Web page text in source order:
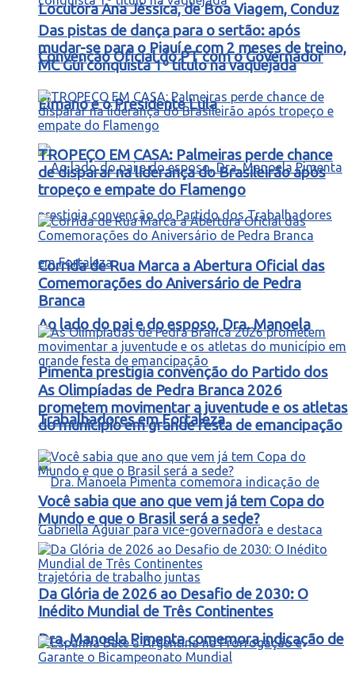
Locutora Ana Jéssica, de Boa Viagem, Conduz
Convenção Oficial do PT com o Governador
Elmano e o Presidente Lula
Ao lado do pai e do esposo, Dra. Manoela
Pimenta prestigia convenção do Partido dos
Trabalhadores em Fortaleza
Dra. Manoela Pimenta comemora indicação de
Das pistas de dança para o sertão: após
mudar-se para o Piauí e com 2 meses de treino,
MC Gui conquista 1º título na vaquejada
TROPEÇO EM CASA: Palmeiras perde chance
de disparar na liderança do Brasileirão após
tropeço e empate do Flamengo
Corrida de Rua Marca a Abertura Oficial das
Comemorações do Aniversário de Pedra
Branca
As Olimpíadas de Pedra Branca 2026
prometem movimentar a juventude e os atletas
do município em grande festa de emancipação
Você sabia que ano que vem já tem Copa do
Mundo e que o Brasil será a sede?
Da Glória de 2026 ao Desafio de 2030: O
Inédito Mundial de Três Continentes